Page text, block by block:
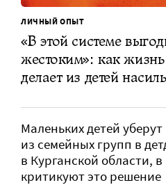
ЛИЧНЫЙ ОПЫТ
«В этой системе
жестоким»: как
делает из детей
Маленьких детей уберут
из семейных групп в
в Курганской области,
критикуют это решение